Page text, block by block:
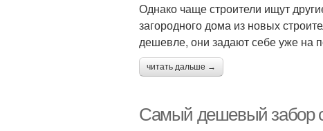
Однако чаще строители ищут
загородного дома из новых
дешевле, они задают себе уже на
читать дальше →
Самый дешевый забор